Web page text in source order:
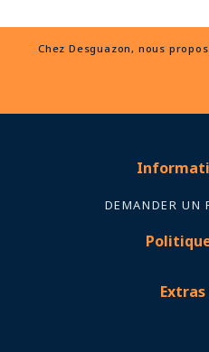
DEMANDER UN